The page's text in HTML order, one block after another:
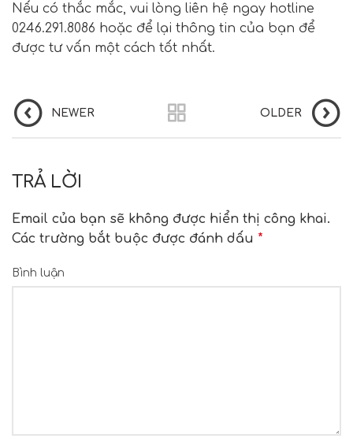
Nếu có thắc mắc, vui lòng liên hệ ngay hotline
0246.291.8086 hoặc để lại thông tin của bạn để
được tư vấn một cách tốt nhất.
NEWER OLDER
TRẢ LỜI
Email của bạn sẽ không được hiển thị công khai.
Các trường bắt buộc được đánh dấu *
Bình luận